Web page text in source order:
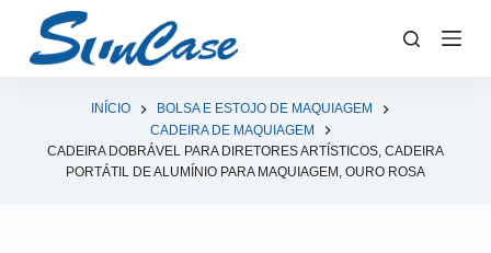
u
INÍCIO
BOLSA E ESTOJO DE MAQUIAGEM
CADEIRA DE MAQUIAGEM
CADEIRA DOBRÁVEL PARA DIRETORES ARTÍSTICOS, CADEIRA
PORTÁTIL DE ALUMÍNIO PARA MAQUIAGEM, OURO ROSA